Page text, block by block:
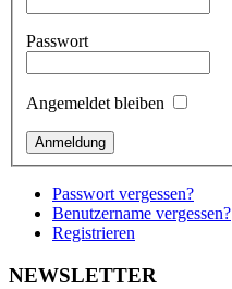
Passwort
Angemeldet bleiben
Passwort vergessen?
Benutzername vergessen?
Registrieren
NEWSLETTER